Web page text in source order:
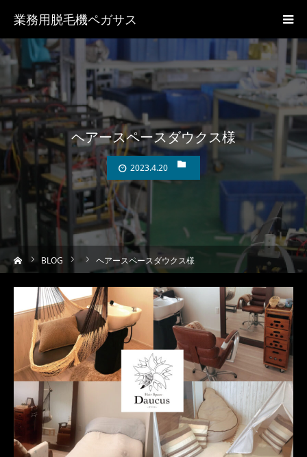
業務用脱毛機ペガサス
ヘアースペースダウクス様
2023.4.20
BLOG ヘアースペースダウクス様